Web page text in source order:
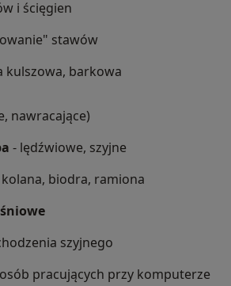
i ścięgien
stawów
kulszowa, barkowa
nawracające)
- lędźwiowe, szyjne
biodra, ramiona
szyjnego
pracujących przy komputerze